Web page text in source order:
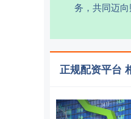
务，共同迈向
正规配资平台